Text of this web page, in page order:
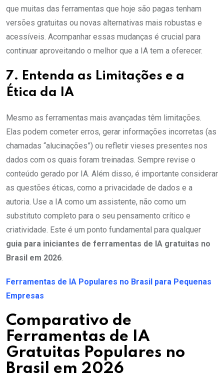
que muitas das ferramentas que hoje são pagas tenham
versões gratuitas ou novas alternativas mais robustas e
acessíveis. Acompanhar essas mudanças é crucial para
continuar aproveitando o melhor que a IA tem a oferecer.
7. Entenda as Limitações e a
Ética da IA
Mesmo as ferramentas mais avançadas têm limitações.
Elas podem cometer erros, gerar informações incorretas (as
chamadas “alucinações”) ou refletir vieses presentes nos
dados com os quais foram treinadas. Sempre revise o
conteúdo gerado por IA. Além disso, é importante considerar
as questões éticas, como a privacidade de dados e a
autoria. Use a IA como um assistente, não como um
substituto completo para o seu pensamento crítico e
criatividade. Este é um ponto fundamental para qualquer
guia para iniciantes de ferramentas de IA gratuitas no
Brasil em 2026
Ferramentas de IA Populares no Brasil para Pequenas
Empresas
Comparativo de
Ferramentas de IA
Gratuitas Populares no
Brasil em 2026